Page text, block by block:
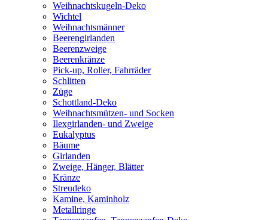
Weihnachtskugeln-Deko
Wichtel
Weihnachtsmänner
Beerengirlanden
Beerenzweige
Beerenkränze
Pick-up, Roller, Fahrräder
Schlitten
Züge
Schottland-Deko
Weihnachtsmützen- und Socken
Ilexgirlanden- und Zweige
Eukalyptus
Bäume
Girlanden
Zweige, Hänger, Blätter
Kränze
Streudeko
Kamine, Kaminholz
Metallringe